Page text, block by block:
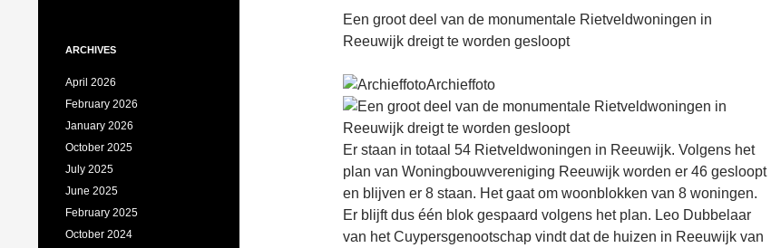
Een groot deel van de monumentale Rietveldwoningen in
Reeuwijk dreigt te worden gesloopt
Archieffoto
Er staan in totaal 54 Rietveldwoningen in Reeuwijk. Volgens het
plan van Woningbouwvereniging Reeuwijk worden er 46 gesloopt
en blijven er 8 staan. Het gaat om woonblokken van 8 woningen.
Er blijft dus één blok gespaard volgens het plan. Leo Dubbelaar
van het Cuypersgenootschap vindt dat de huizen in Reeuwijk van
ARCHIVES
April 2026
February 2026
January 2026
October 2025
July 2025
June 2025
February 2025
October 2024